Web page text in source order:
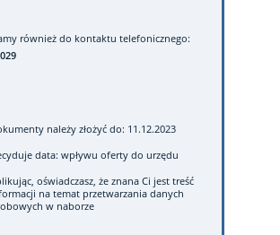
również do kontaktu telefonicznego:
należy złożyć do: 11.12.2023
data: wpływu oferty do urzędu
oświadczasz, że znana Ci jest treść
na temat przetwarzania danych
w naborze